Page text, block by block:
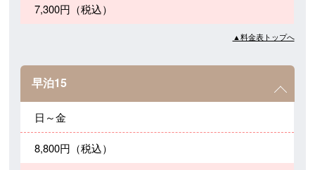
7,300円（税込）
▲料金表トップへ
早泊15
日～金
8,800円（税込）